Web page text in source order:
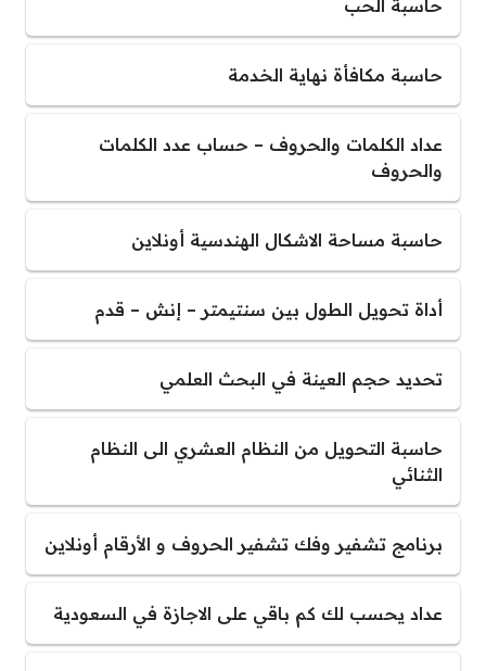
حاسبة الحب
حاسبة مكافأة نهاية الخدمة
عداد الكلمات والحروف – حساب عدد الكلمات
والحروف
حاسبة مساحة الاشكال الهندسية أونلاين
أداة تحويل الطول بين سنتيمتر – إنش – قدم
تحديد حجم العينة في البحث العلمي
حاسبة التحويل من النظام العشري الى النظام
الثنائي
برنامج تشفير وفك تشفير الحروف و الأرقام أونلاين
عداد يحسب لك كم باقي على الاجازة في السعودية